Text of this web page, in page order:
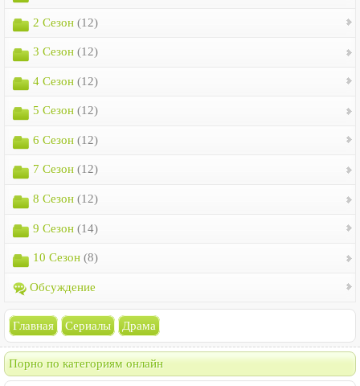
2 Сезон (12)
3 Сезон (12)
4 Сезон (12)
5 Сезон (12)
6 Сезон (12)
7 Сезон (12)
8 Сезон (12)
9 Сезон (14)
10 Сезон (8)
Обсуждение
Главная Сериалы Драма
Порно по категориям онлайн